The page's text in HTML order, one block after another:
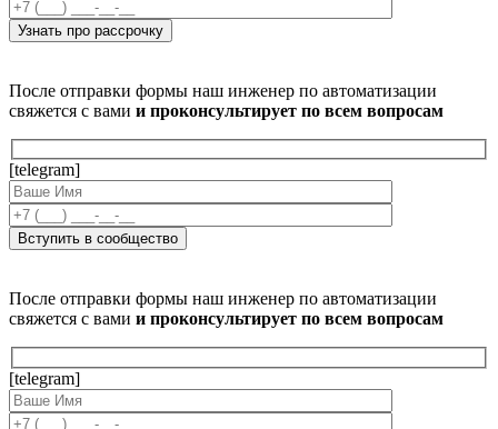
После отправки формы наш инженер по автоматизации
свяжется с вами и проконсультирует по всем вопросам
[telegram]
После отправки формы наш инженер по автоматизации
свяжется с вами и проконсультирует по всем вопросам
[telegram]